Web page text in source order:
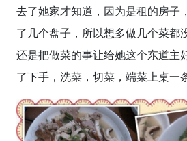
去了她家才知道，因为是租的房子
了几个盘子，所以想多做几个菜
还是把做菜的事让给她这个东道主
了下手，洗菜，切菜，端菜上桌一